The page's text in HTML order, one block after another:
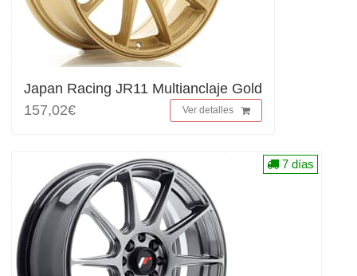
Japan Racing JR11 Multianclaje Gold
157,02€
Ver detalles
7 días